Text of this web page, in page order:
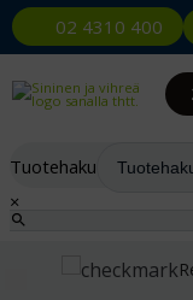
02 4310 400
Tuotehaku
×